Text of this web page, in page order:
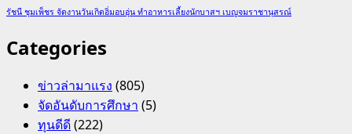
รัชนี ชุมเพ็ชร จัดงานวันเกิดอิ่มอบอุ่น ทำอาหารเลี้ยงนักบาสฯ เบญจมราชานุสรณ์
Categories
ข่าวล่ามาแรง (805)
จัดอันดับการศึกษา (5)
ทุนดีดี(222)